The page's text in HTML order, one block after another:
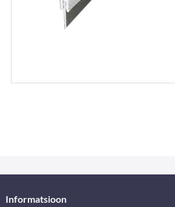
Informatsioon